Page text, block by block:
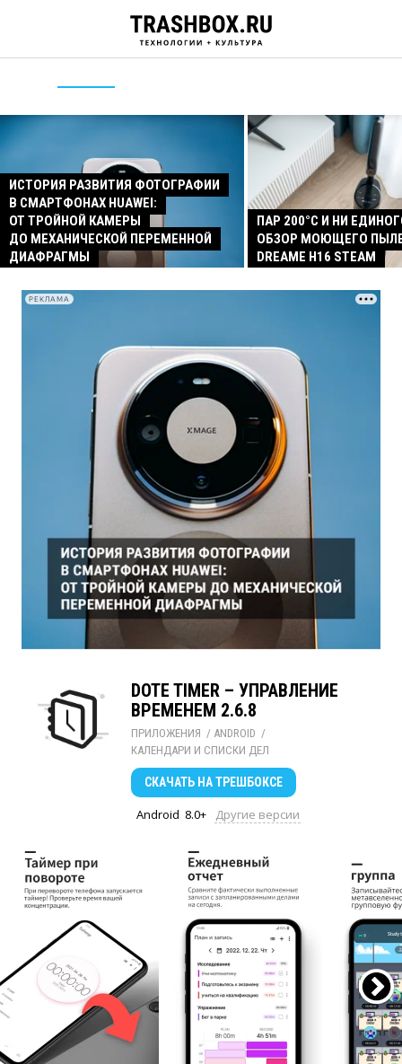
ИСТОРИЯ РАЗВИТИЯ ФОТОГРАФИИ
В СМАРТФОНАХ HUAWEI:
ОТ ТРОЙНОЙ КАМЕРЫ
ДО МЕХАНИЧЕСКОЙ ПЕРЕМЕННОЙ
ДИАФРАГМЫ
ПАР 200°C И НИ
ОБЗОР МОЮЩЕГО
DREAME H16 STEAM
РЕКЛАМА
DOTE TIMER – УПРАВЛЕНИЕ
ВРЕМЕНЕМ 2.6.8
ПРИЛОЖЕНИЯ / ANDROID /
КАЛЕНДАРИ И СПИСКИ ДЕЛ
СКАЧАТЬ НА ТРЕШБОКСЕ
Android 8.0+ Другие версии